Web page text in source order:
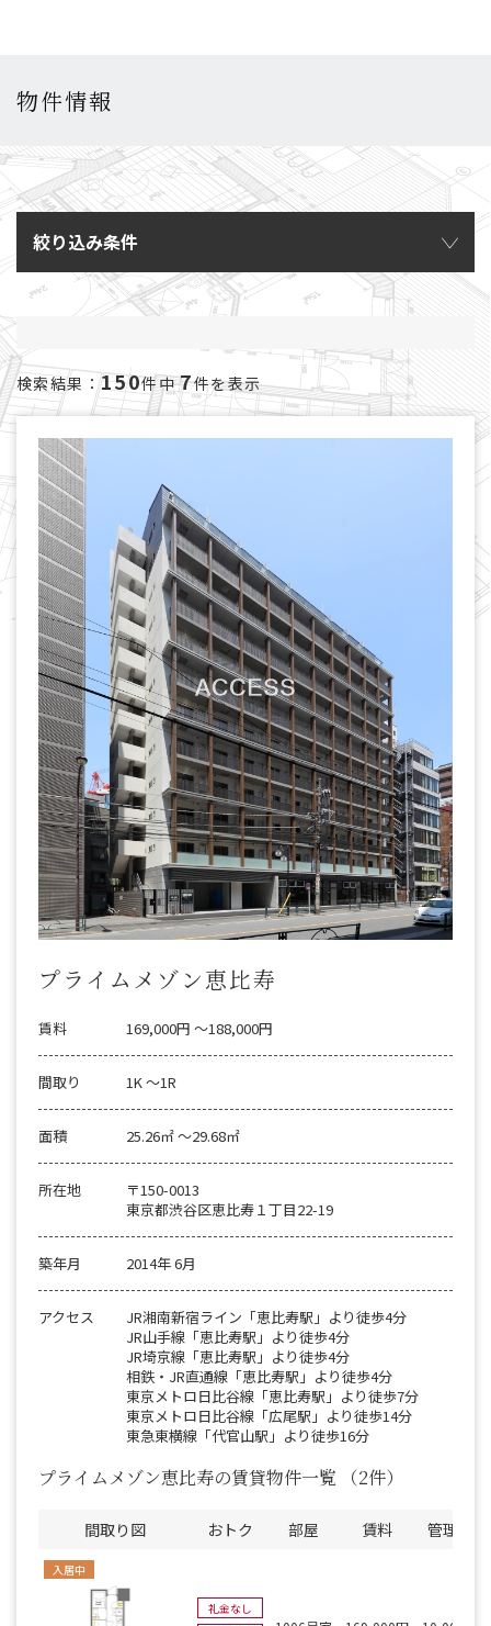
物件情報
絞り込み条件
検索結果：150件中7件を表示
プライムメゾン恵比寿
賃料 169,000円 〜188,000円
間取り 1K 〜1R
面積 25.26㎡ 〜29.68㎡
所在地
〒150-0013
東京都渋谷区恵比寿１丁目22-19
築年月 2014年 6月
アクセス
JR湘南新宿ライン「恵比寿駅」より徒歩4分
JR山手線「恵比寿駅」より徒歩4分
JR埼京線「恵比寿駅」より徒歩4分
相鉄・JR直通線「恵比寿駅」より徒歩4分
東京メトロ日比谷線「恵比寿駅」より徒歩7分
東京メトロ日比谷線「広尾駅」より徒歩14分
東急東横線「代官山駅」より徒歩16分
プライムメゾン恵比寿の賃貸物件一覧 （2件）
間取り図 おトク 部屋 賃料 管理費
入居中
礼金なし